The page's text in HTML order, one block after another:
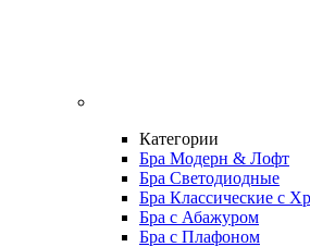
Категории
Бра Модерн & Лофт
Бра Светодиодные
Бра Классические с
Бра с Абажуром
Бра с Плафоном